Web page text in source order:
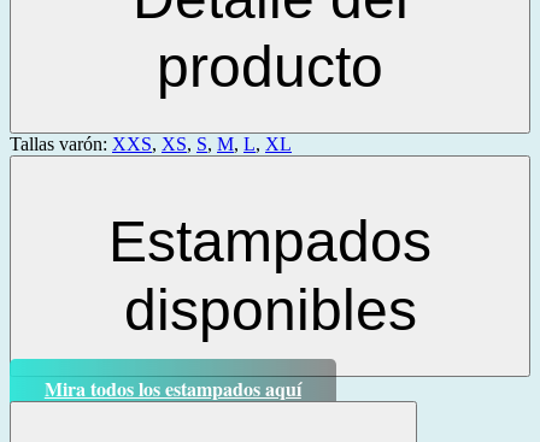
producto
Tallas varón: XXS, XS, S, M, L, XL
Estampados
disponibles
Mira todos los estampados aquí